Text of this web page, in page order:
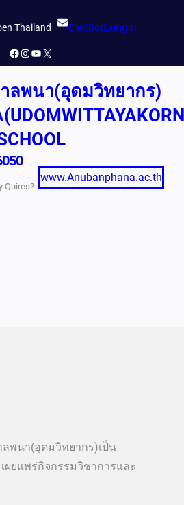
Thailand ChatBotLongin
Facebook
Instagram
YouTube
X
ลพนา(อุดมวิทยากร)
Quires?
www.Anubanphana.ac.th
ลพนา(อุดมวิทยากร)เป็น
ผยแพร่กิจกรรมวิชาการและ